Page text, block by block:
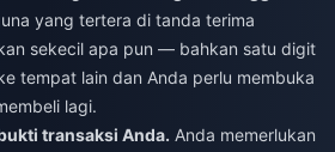
yang tertera di tanda terima
sekecil apa pun — bahkan satu digit
tempat lain dan Anda perlu membuka
lagi.
transaksi Anda. Anda memerlukan